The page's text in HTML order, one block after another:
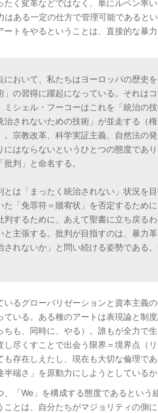
く変革などではなく、単にルペン率
ある一定の仕方で管理可能であると
トをやるということは、直接的な暴
おいて、私たちはヨーロッパの歴史
の習得に躍起になっている。それは
シェル・フーコーはこれを「統治の
されないための技術」が並走する（
宗教改革、科学実証主義、自然法の
はならないというひとつの態度であ
判」と命名する。
は「まったく統治されない」状況を
「免罪符＝贖宥状」を否定するため
するために、あえて聖書に立ち戻る
主張する。批判が目指すのは、暴力
れないか」と問い続ける姿勢である
るグローバリゼーションと資本主義
いる。ある種のアートは表現論と制
も、同時に、やる）。誰もが全力で
尽くすことで出会う限界＝境界点（
存在しえたし、現在も大切な倫理で
端さ」を原動力にしようとしているか
「We」を構成する態度であるという
とは、自分たちがマジョリティの側